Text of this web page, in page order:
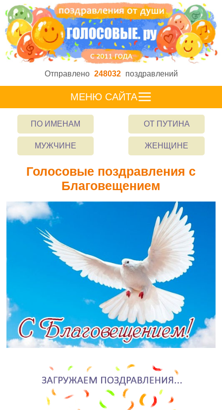
Отправлено 248032 поздравлений
МЕНЮ САЙТА
ПО ИМЕНАМ ОТ ПУТИНА
МУЖЧИНЕ ЖЕНЩИНЕ
Голосовые поздравления с
Благовещением